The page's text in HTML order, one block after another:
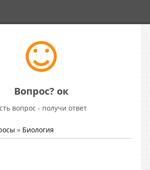
Вопрос? ок
вопрос - получи ответ
» Биология